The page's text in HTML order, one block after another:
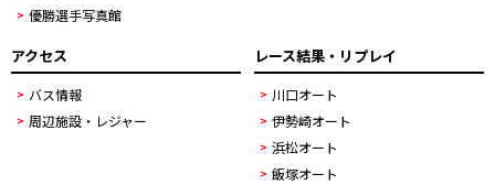
優勝選手写真館
アクセス
バス情報
周辺施設・レジャー
レース結果・リプレイ
川口オート
伊勢崎オート
浜松オート
飯塚オート